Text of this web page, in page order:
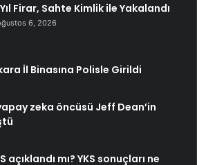
Yıl Firar, Sahte Kimlik ile Yakalandı
6, 2026
İl Binasına Polisle Girildi
zeka öncüsü Jeff Dean’in
açıklandı mı? YKS sonuçları ne